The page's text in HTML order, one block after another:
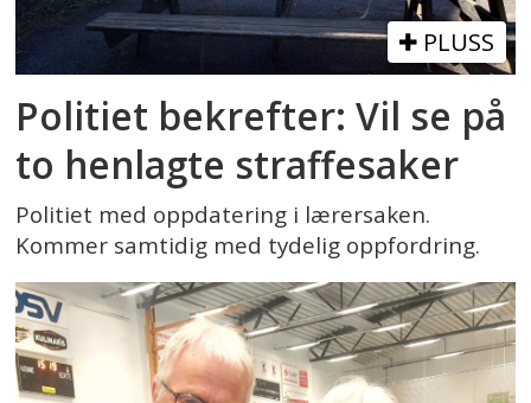
PLUSS
Politiet bekrefter: Vil se på
to henlagte straffesaker
Politiet med oppdatering i lærersaken.
Kommer samtidig med tydelig oppfordring.